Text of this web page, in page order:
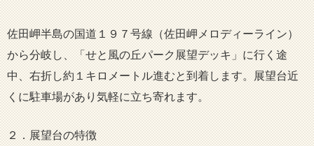
佐田岬半島の国道１９７号線（佐田岬メロディーライン）
から分岐し、「せと風の丘パーク展望デッキ」に行く途
中、右折し約１キロメートル進むと到着します。展望台近
くに駐車場があり気軽に立ち寄れます。
２．展望台の特徴